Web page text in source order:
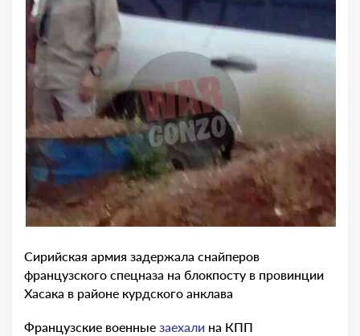
Сирийская армия задержала снайперов
французского спецназа на блокпосту в провинции
Хасака в районе курдского анклава
Французские военные заехали на КПП